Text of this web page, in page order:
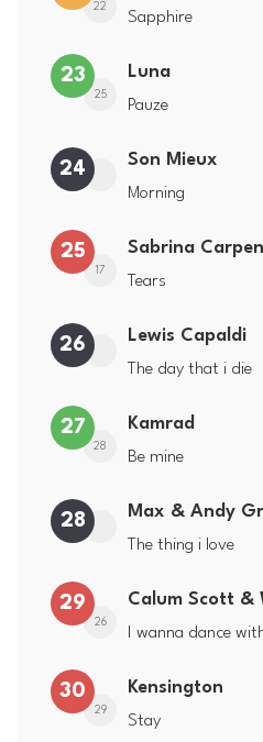
22
Sapphire
23
25
Luna
Pauze
24 Son Mieux
Morning
25
17
Sabrina
Tears
26 Lewis Capaldi
The day that i die
27
28
Kamrad
Be mine
28 Max & Andy
The thing i love
29
26
Calum Scott &
I wanna dance
30
29
Kensington
Stay